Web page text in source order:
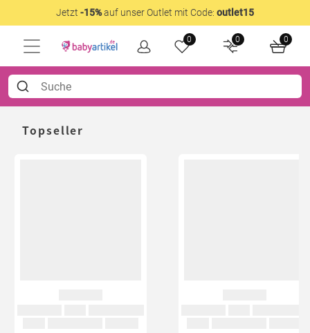
Jetzt -15%auf unser Outlet mit Code: outlet15
0 0 0
Topseller